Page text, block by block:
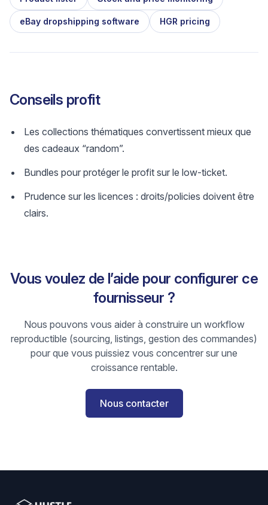
eBay dropshipping software HGR pricing
Conseils profit
Les collections thématiques convertissent mieux que
des cadeaux “random”.
Bundles pour protéger le profit sur le low-ticket.
Prudence sur les licences : droits/policies doivent être
clairs.
Vous voulez de l’aide pour configurer ce
fournisseur ?
Nous pouvons vous aider à construire un workflow
reproductible (sourcing, listings, gestion des commandes)
pour que vous puissiez vous concentrer sur une
croissance rentable.
Nous contacter